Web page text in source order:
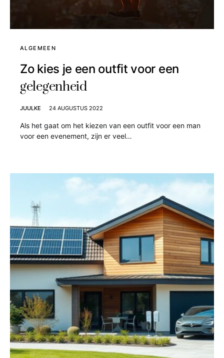
ALGEMEEN
Zo kies je een outfit voor een
gelegenheid
JUULKE 24 AUGUSTUS 2022
Als het gaat om het kiezen van een outfit voor een man
voor een evenement, zijn er veel…